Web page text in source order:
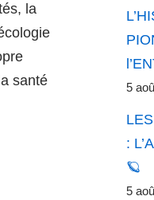
la
santé
5
:
🪐
5